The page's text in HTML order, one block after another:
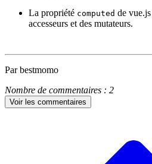
La propriété computed de
accesseurs et des mutateurs.
Par bestmomo
Nombre de commentaires : 2
Voir les commentaires